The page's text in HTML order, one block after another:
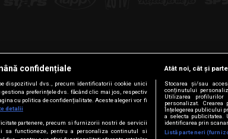
Urmărește-
FacebookLinkedIn
© Intact Media
confidențiale
dispozitivul dvs., precum identificatorii cookie unici
preferințele dvs. făcând clic mai jos, respectiv
cu politica de confidențialitate. Aceste alegeri vor fi
detalii
partenere, precum si furnizorii nostri de servicii
sa functioneze, pentru a personaliza continutul si
Atât noi, cât și
Stocarea și/sau
conținutului
Utilizarea
personalizat. Crearea
Înțelegerea publicului
a selecta publicitatea.
identificarea prin
Listă parteneri